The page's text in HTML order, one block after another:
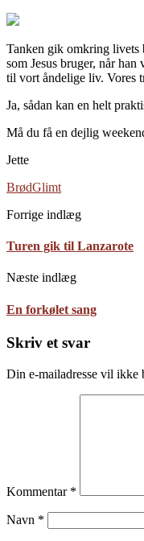
Tanken gik omkring livets
som Jesus bruger, når
til vort åndelige liv. Vores
Ja, sådan kan en helt
Må du få en dejlig
Jette
BrødGlimt
Forrige indlæg
Turen gik til Lanzarote
Næste indlæg
En forkølet sang
Skriv et svar
Din e-mailadresse vil ikke
Kommentar *
Navn *